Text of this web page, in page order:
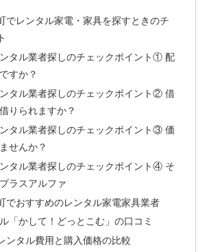
でレンタル家電・家具を探すときのチ
タル業者探しのチェックポイント① 配
すか？
タル業者探しのチェックポイント② 借
りられますか？
タル業者探しのチェックポイント③ 価
せんか？
タル業者探しのチェックポイント④ そ
ラスアルファ
でおすすめのレンタル家電家具業者
「かして！どっとこむ」の口コミ
ンタル費用と購入価格の比較